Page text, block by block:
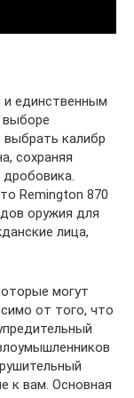
и единственным
выборе
калибр
сохраняя
Remington 870
оружия для
лица,
могут
от того, что
к вам. Основная